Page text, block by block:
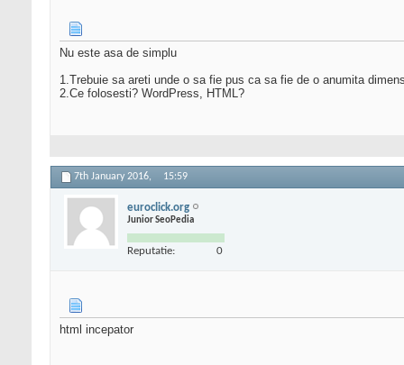
Nu este asa de simplu
1.Trebuie sa areti unde o sa fie pus ca sa fie de o anumita
2.Ce folosesti? WordPress, HTML?
7th January 2016, 15:59
euroclick.org
Junior SeoPedia
Reputatie: 0
html incepator